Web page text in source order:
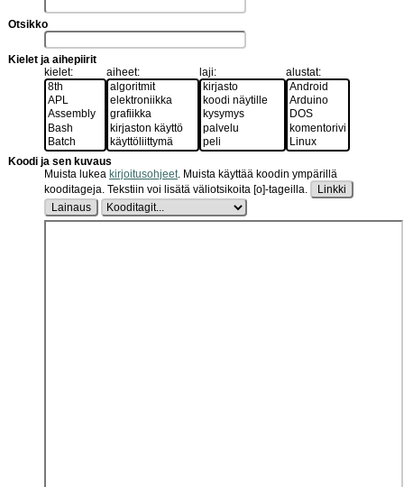
Otsikko
Kielet ja aihepiirit
kielet:
aiheet: laji: alustat:
Koodi ja sen kuvaus
Muista lukea kirjoitusohjeet. Muista käyttää koodin ympärillä
kooditageja. Tekstiin voi lisätä väliotsikoita [o]-tageilla.
Linkki
Lainaus